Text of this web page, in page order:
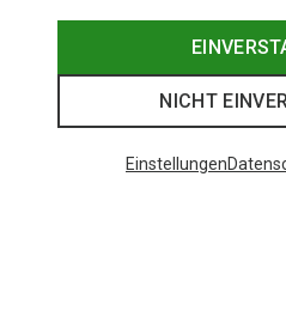
NICHT
Einstellungen